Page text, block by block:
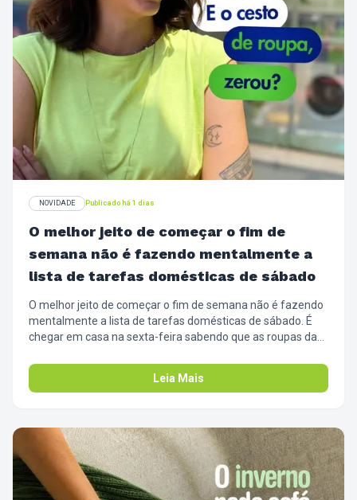
NOVIDADE Publicado há 1 dias
O melhor jeito de começar o fim de
semana não é fazendo mentalmente a
lista de tarefas domésticas de sábado
O melhor jeito de começar o fim de semana não é fazendo
mentalmente a lista de tarefas domésticas de sábado. É
chegar em casa na sexta-feira sabendo que as roupas da
Passa aqui na volta do trabalho, usa essa 1 horinha com a
gente pra ler um livro, ouvir um podcast ou só não pensar
Leia Mais